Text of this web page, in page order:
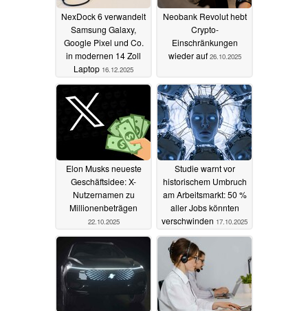
NexDock 6 verwandelt
Samsung Galaxy,
Google Pixel und Co.
in modernen 14 Zoll
Laptop 16.12.2025
Neobank Revolut hebt
Crypto-
Einschränkungen
wieder auf 26.10.2025
Elon Musks neueste
Geschäftsidee: X-
Nutzernamen zu
Millionenbeträgen
22.10.2025
Studie warnt vor
historischem Umbruch
am Arbeitsmarkt: 50 %
aller Jobs könnten
verschwinden 17.10.2025